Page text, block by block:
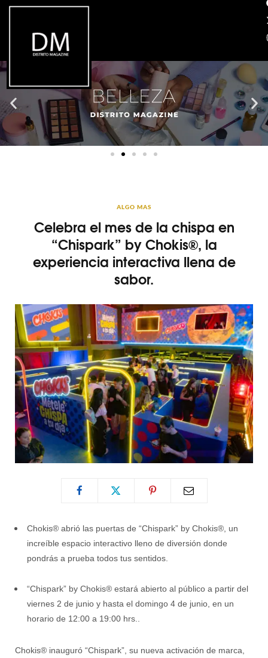
ALGO MAS
Celebra el mes de la chispa en
“Chispark” by Chokis®, la
experiencia interactiva llena de
sabor.
Chokis® abrió las puertas de “Chispark” by Chokis®, un
increíble espacio interactivo lleno de diversión donde
pondrás a prueba todos tus sentidos.
“Chispark” by Chokis® estará abierto al público a partir del
viernes 2 de junio y hasta el domingo 4 de junio, en un
horario de 12:00 a 19:00 hrs..
Chokis® inauguró “Chispark”, su nueva activación de marca,